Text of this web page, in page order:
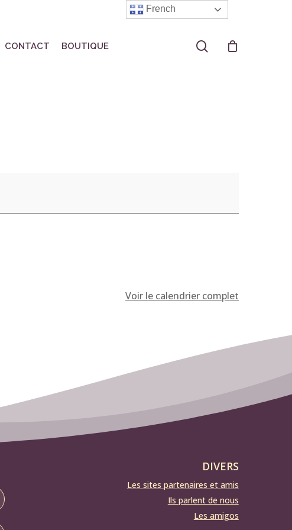
CONTACT BOUTIQUE search
Voir le calendrier complet
DIVERS
Les sites partenaires et amis
Ils parlent de nous
Les amigos
French